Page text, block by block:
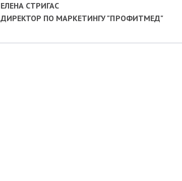
ЕЛЕНА СТРИГАС
ДИРЕКТОР ПО МАРКЕТИНГУ "ПРОФИТМЕД"